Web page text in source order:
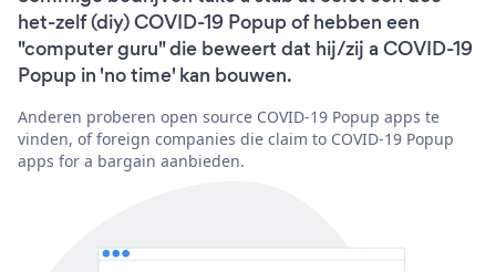
het-zelf (diy) COVID-19 Popup of hebben een
"computer guru" die beweert dat hij/zij a COVID-19
Popup in 'no time' kan bouwen.
Anderen proberen open source COVID-19 Popup apps te
vinden, of foreign companies die claim to COVID-19 Popup
apps for a bargain aanbieden.